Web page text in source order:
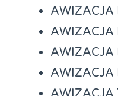
AWIZACJA
AWIZACJA
AWIZACJA